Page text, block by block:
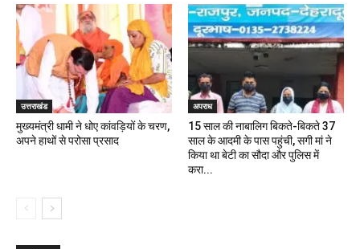
उत्तराखंड
मुख्यमंत्री धामी ने धोए कांवड़ियों के चरण,
अपने हाथों से परोसा प्रसाद
अपराध
15 साल की नाबालिग बिकते-बिकते 37
साल के आदमी के पास पहुंची, सगी मां ने
किया था बेटी का सौदा और पुलिस में
करा...